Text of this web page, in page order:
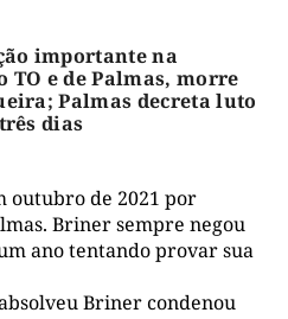
importante na
TO e de Palmas, morre
Palmas decreta luto
dias
outubro de 2021 por
Briner sempre negou
ano tentando provar sua
Briner condenou